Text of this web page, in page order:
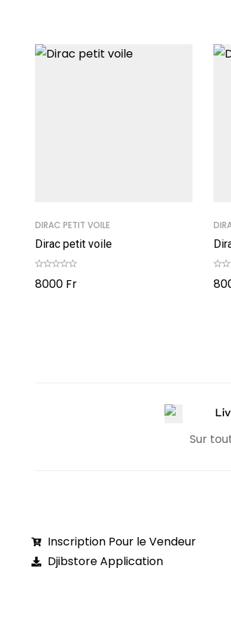
DIRAC PETIT VOILE
Dirac petit voile
8000 Fr
Sur
Inscription Pour le Vendeur
Djibstore Application